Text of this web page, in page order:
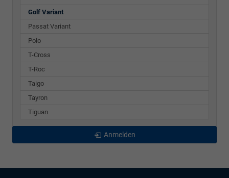
Golf Variant
Passat Variant
Polo
T-Cross
T-Roc
Taigo
Tayron
Tiguan
Anmelden